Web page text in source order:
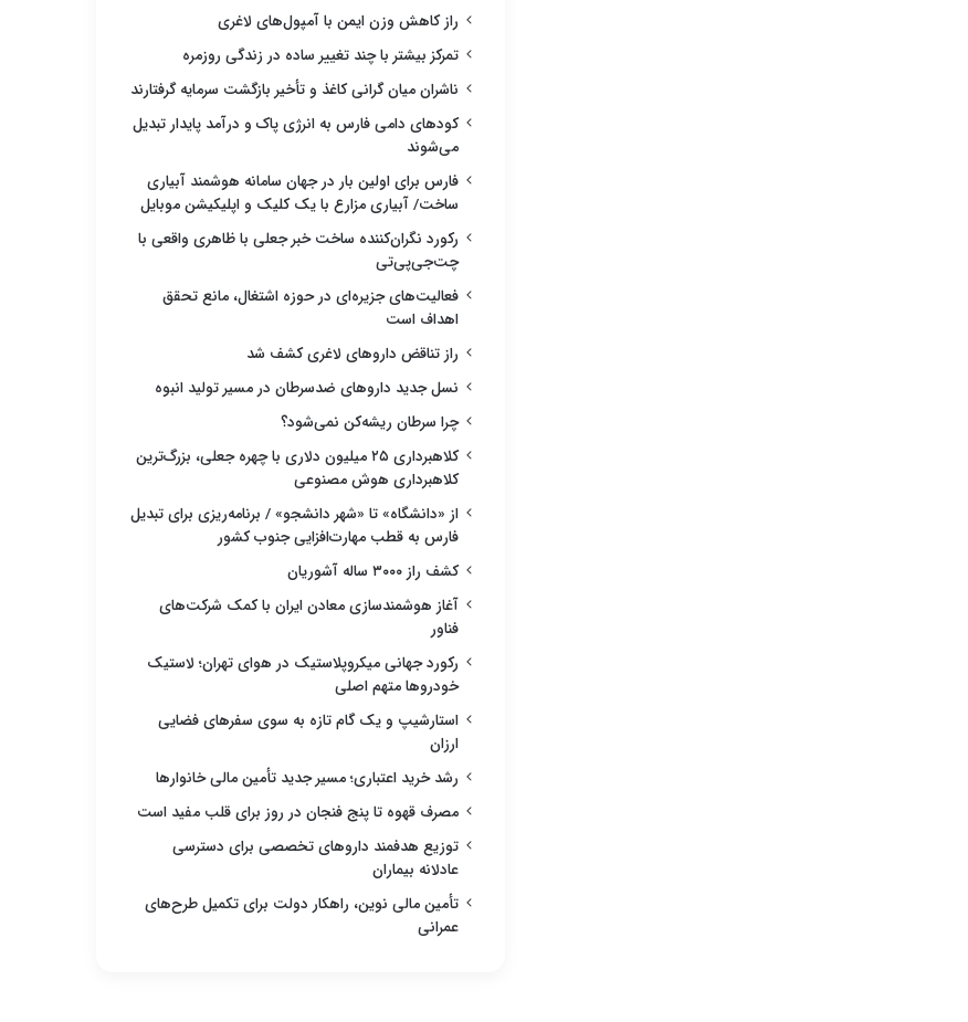
راز کاهش وزن ایمن با آمپول‌های لاغری
تمرکز بیشتر با چند تغییر ساده در زندگی روزمره
ناشران میان گرانی کاغذ و تأخیر بازگشت سرمایه گرفتارند
کودهای دامی فارس به انرژی پاک و درآمد پایدار تبدیل
می‌شوند
فارس برای اولین بار در جهان سامانه هوشمند آبیاری
ساخت/ آبیاری مزارع با یک کلیک و اپلیکیشن موبایل
رکورد نگران‌کننده ساخت خبر جعلی با ظاهری واقعی با
چت‌جی‌پی‌تی
فعالیت‌های جزیره‌ای در حوزه اشتغال، مانع تحقق
اهداف است
راز تناقض داروهای لاغری کشف شد
نسل جدید داروهای ضدسرطان در مسیر تولید انبوه
چرا سرطان ریشه‌کن نمی‌شود؟
کلاهبرداری ۲۵ میلیون دلاری با چهره جعلی، بزرگ‌ترین
کلاهبرداری هوش مصنوعی
از «دانشگاه» تا «شهر دانشجو» / برنامه‌ریزی برای تبدیل
فارس به قطب مهارت‌افزایی جنوب کشور
کشف راز ۳۰۰۰ ساله آشوریان
آغاز هوشمندسازی معادن ایران با کمک شرکت‌های
فناور
رکورد جهانی میکروپلاستیک در هوای تهران؛ لاستیک
خودروها متهم اصلی
استارشیپ و یک گام تازه به سوی سفرهای فضایی
ارزان
رشد خرید اعتباری؛ مسیر جدید تأمین مالی خانوارها
مصرف قهوه تا پنج فنجان در روز برای قلب مفید است
توزیع هدفمند داروهای تخصصی برای دسترسی
عادلانه بیماران
تأمین مالی نوین، راهکار دولت برای تکمیل طرح‌های
عمرانی